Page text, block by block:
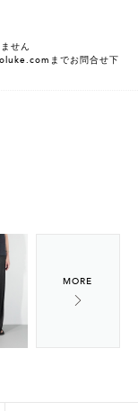
せん
までお問合せ下